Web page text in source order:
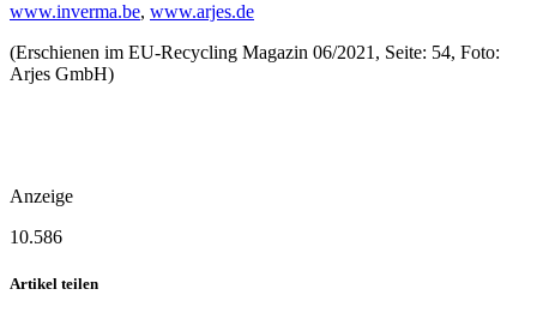
www.inverma.be, www.arjes.de
(Erschienen im EU-Recycling Magazin 06/2021, Seite: 54, Foto:
Arjes GmbH)
Anzeige
10.586
Artikel teilen